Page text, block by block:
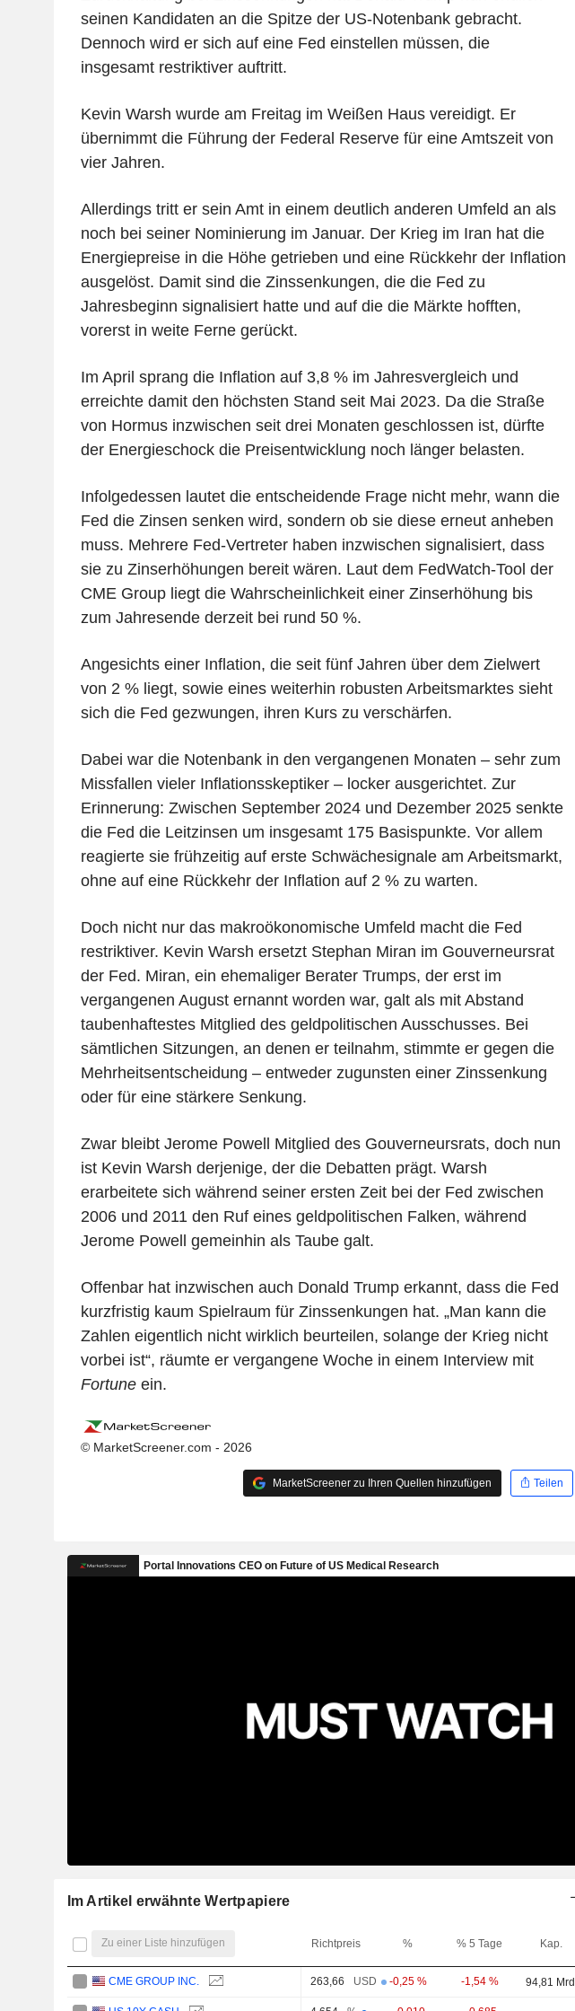
seinen Kandidaten an die Spitze der US-Notenbank gebracht.
Dennoch wird er sich auf eine Fed einstellen müssen, die
insgesamt restriktiver auftritt.
Kevin Warsh wurde am Freitag im Weißen Haus vereidigt. Er
übernimmt die Führung der Federal Reserve für eine Amtszeit von
vier Jahren.
Allerdings tritt er sein Amt in einem deutlich anderen Umfeld an als
noch bei seiner Nominierung im Januar. Der Krieg im Iran hat die
Energiepreise in die Höhe getrieben und eine Rückkehr der Inflation
ausgelöst. Damit sind die Zinssenkungen, die die Fed zu
Jahresbeginn signalisiert hatte und auf die die Märkte hofften,
vorerst in weite Ferne gerückt.
Im April sprang die Inflation auf 3,8 % im Jahresvergleich und
erreichte damit den höchsten Stand seit Mai 2023. Da die Straße
von Hormus inzwischen seit drei Monaten geschlossen ist, dürfte
der Energieschock die Preisentwicklung noch länger belasten.
Infolgedessen lautet die entscheidende Frage nicht mehr, wann die
Fed die Zinsen senken wird, sondern ob sie diese erneut anheben
muss. Mehrere Fed-Vertreter haben inzwischen signalisiert, dass
sie zu Zinserhöhungen bereit wären. Laut dem FedWatch-Tool der
CME Group liegt die Wahrscheinlichkeit einer Zinserhöhung bis
zum Jahresende derzeit bei rund 50 %.
Angesichts einer Inflation, die seit fünf Jahren über dem Zielwert
von 2 % liegt, sowie eines weiterhin robusten Arbeitsmarktes sieht
sich die Fed gezwungen, ihren Kurs zu verschärfen.
Dabei war die Notenbank in den vergangenen Monaten – sehr zum
Missfallen vieler Inflationsskeptiker – locker ausgerichtet. Zur
Erinnerung: Zwischen September 2024 und Dezember 2025 senkte
die Fed die Leitzinsen um insgesamt 175 Basispunkte. Vor allem
reagierte sie frühzeitig auf erste Schwächesignale am Arbeitsmarkt,
ohne auf eine Rückkehr der Inflation auf 2 % zu warten.
Doch nicht nur das makroökonomische Umfeld macht die Fed
restriktiver. Kevin Warsh ersetzt Stephan Miran im Gouverneursrat
der Fed. Miran, ein ehemaliger Berater Trumps, der erst im
vergangenen August ernannt worden war, galt als mit Abstand
taubenhaftestes Mitglied des geldpolitischen Ausschusses. Bei
sämtlichen Sitzungen, an denen er teilnahm, stimmte er gegen die
Mehrheitsentscheidung – entweder zugunsten einer Zinssenkung
oder für eine stärkere Senkung.
Zwar bleibt Jerome Powell Mitglied des Gouverneursrats, doch nun
ist Kevin Warsh derjenige, der die Debatten prägt. Warsh
erarbeitete sich während seiner ersten Zeit bei der Fed zwischen
2006 und 2011 den Ruf eines geldpolitischen Falken, während
Jerome Powell gemeinhin als Taube galt.
Offenbar hat inzwischen auch Donald Trump erkannt, dass die Fed
kurzfristig kaum Spielraum für Zinssenkungen hat. „Man kann die
Zahlen eigentlich nicht wirklich beurteilen, solange der Krieg nicht
vorbei ist“, räumte er vergangene Woche in einem Interview mit
Fortuneein.
© MarketScreener.com - 2026
MarketScreener zu Ihren Quellen hinzufügen Teilen
Im Artikel erwähnte Wertpapiere
Zu einer Liste hinzufügen Richtpreis % % 5 Tage Kap.
CME GROUP INC. 263,66 USD -0,25 % -1,54 % 94,81 Mrd.